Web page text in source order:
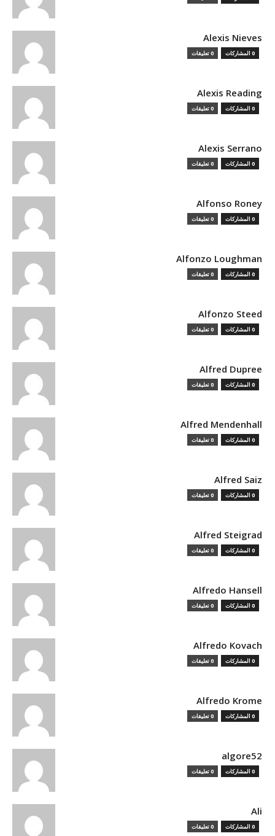
Alexis Nieves
0 المشاركات 0 تعليقات
Alexis Reading
0 المشاركات 0 تعليقات
Alexis Serrano
0 المشاركات 0 تعليقات
Alfonso Roney
0 المشاركات 0 تعليقات
Alfonzo Loughman
0 المشاركات 0 تعليقات
Alfonzo Steed
0 المشاركات 0 تعليقات
Alfred Dupree
0 المشاركات 0 تعليقات
Alfred Mendenhall
0 المشاركات 0 تعليقات
Alfred Saiz
0 المشاركات 0 تعليقات
Alfred Steigrad
0 المشاركات 0 تعليقات
Alfredo Hansell
0 المشاركات 0 تعليقات
Alfredo Kovach
0 المشاركات 0 تعليقات
Alfredo Krome
0 المشاركات 0 تعليقات
algore52
0 المشاركات 0 تعليقات
Ali
0 المشاركات 0 تعليقات